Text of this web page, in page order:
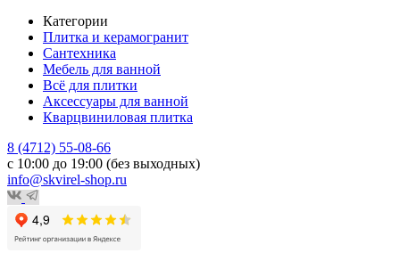
Категории
Плитка и керамогранит
Сантехника
Мебель для ванной
Всё для плитки
Аксессуары для ванной
Кварцвиниловая плитка
8 (4712) 55-08-66
с 10:00 до 19:00 (без выходных)
info@skvirel-shop.ru